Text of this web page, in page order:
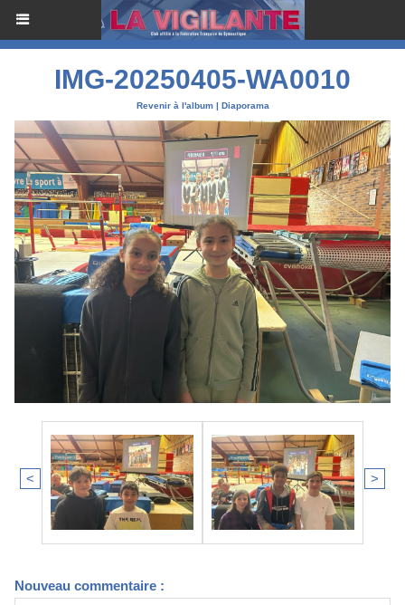
IMG-20250405-WA0010
Revenir à l'album | Diaporama
< >
Nouveau commentaire :